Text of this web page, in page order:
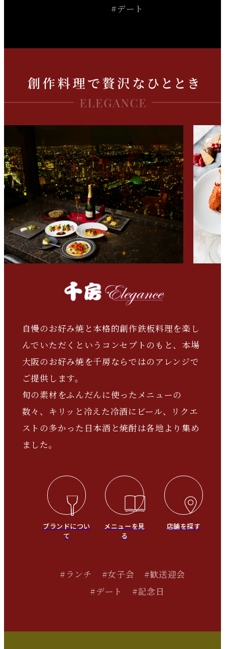
#デート
自慢のお好み焼と本格的創作鉄板料理を楽し
んでいただくというコンセプトのもと、本場
大阪のお好み焼を千房ならではのアレンジで
ご提供します。
旬の素材をふんだんに使ったメニューの
数々、キリッと冷えた冷酒にビール、リクエ
ストの多かった日本酒と焼酎は各地より集め
ました。
ブランドについ
て
メニューを見
る
店舗を探す
#ランチ #女子会
#歓送迎会
#デート
#記念日